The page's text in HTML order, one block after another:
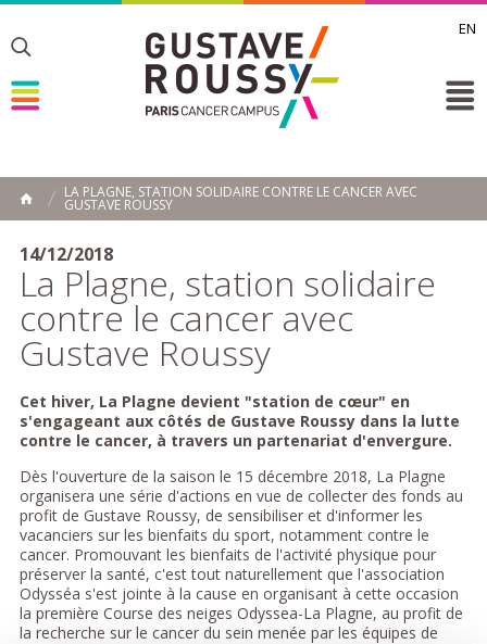
EN
Toggle
Toggle
Toggle
ACCUEIL
LA PLAGNE, STATION SOLIDAIRE CONTRE LE CANCER AVEC
GUSTAVE ROUSSY
14/12/2018
La Plagne, station solidaire
contre le cancer avec
Gustave Roussy
Cet hiver, La Plagne devient "station de cœur" en
s'engageant aux côtés de Gustave Roussy dans la lutte
contre le cancer, à travers un partenariat d'envergure.
Dès l'ouverture de la saison le 15 décembre 2018, La Plagne
organisera une série d'actions en vue de collecter des fonds au
profit de Gustave Roussy, de sensibiliser et d'informer les
vacanciers sur les bienfaits du sport, notamment contre le
cancer. Promouvant les bienfaits de l'activité physique pour
préserver la santé, c'est tout naturellement que l'association
Odysséa s'est jointe à la cause en organisant à cette occasion
la première Course des neiges Odyssea-La Plagne, au profit de
la recherche sur le cancer du sein menée par les équipes de